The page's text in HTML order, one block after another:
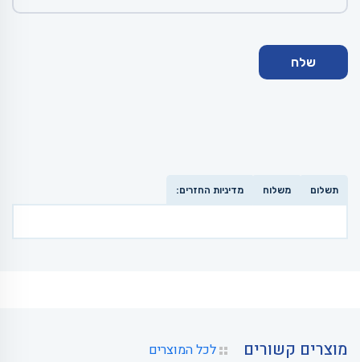
תשלום משלוח מדיניות החזרים:
מוצרים קשורים לכל המוצרים